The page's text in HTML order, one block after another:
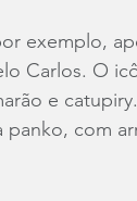
exemplo,
Carlos. O
e
panko, com